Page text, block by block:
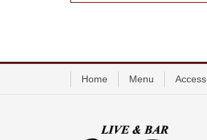
Home Menu Access